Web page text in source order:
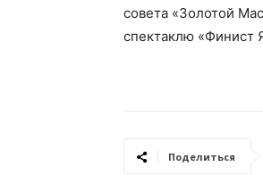
совета «Золотой
спектаклю «Финист
Поделиться